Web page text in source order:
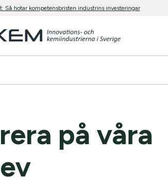
Så hotar kompetensbristen industrins investeringar
på våra